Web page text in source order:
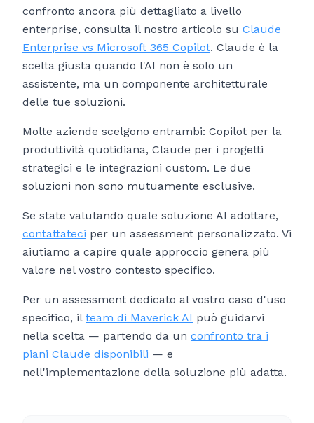
confronto ancora più dettagliato a livello
enterprise, consulta il nostro articolo su Claude
Enterprise vs Microsoft 365 Copilot. Claude è la
scelta giusta quando l'AI non è solo un
assistente, ma un componente architetturale
delle tue soluzioni.
Molte aziende scelgono entrambi: Copilot per la
produttività quotidiana, Claude per i progetti
strategici e le integrazioni custom. Le due
soluzioni non sono mutuamente esclusive.
Se state valutando quale soluzione AI adottare,
contattateci per un assessment personalizzato. Vi
aiutiamo a capire quale approccio genera più
valore nel vostro contesto specifico.
Per un assessment dedicato al vostro caso d'uso
specifico, il team di Maverick AI può guidarvi
nella scelta — partendo da un confronto tra i
piani Claude disponibili — e
nell'implementazione della soluzione più adatta.